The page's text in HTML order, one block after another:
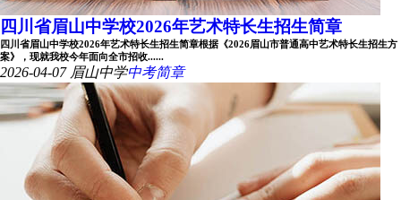
四川省眉山中学校2026年艺术特长生招生简章
四川省眉山中学校2026年艺术特长生招生简章根据《2026眉山市普通高中艺术特长生招生方
案》，现就我校今年面向全市招收......
2026-04-07 眉山中学中考简章